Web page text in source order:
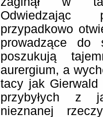
Odwiedzając
przypadkowo
prowadzące do
poszukują
aurergium, a
tacy jak Gierwald
przybyłych z
nieznanej